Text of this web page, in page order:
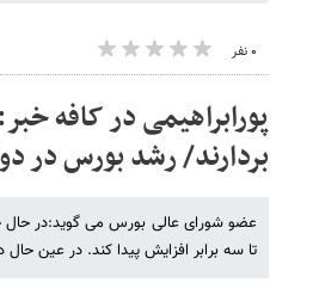
۰ نفر
پورابراهیمی در کافه
بردارند/ رشد بورس در
عضو شورای عالی بورس می گوید:در حال
تا سه برابر افزایش پیدا کند. در عین